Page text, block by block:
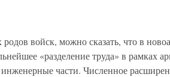
войск, можно сказать, что в
«разделение труда» в рамках
части. Численное